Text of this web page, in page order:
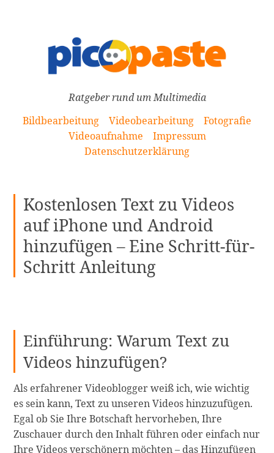
Ratgeber rund um Multimedia
Bildbearbeitung
Videobearbeitung
Fotografie
Videoaufnahme
Impressum
Datenschutzerklärung
Kostenlosen Text zu Videos
auf iPhone und Android
hinzufügen – Eine Schritt-für-
Schritt Anleitung
Einführung: Warum Text zu
Videos hinzufügen?
Als erfahrener Videoblogger weiß ich, wie wichtig
es sein kann, Text zu unseren Videos hinzuzufügen.
Egal ob Sie Ihre Botschaft hervorheben, Ihre
Zuschauer durch den Inhalt führen oder einfach nur
Ihre Videos verschönern möchten – das Hinzufügen